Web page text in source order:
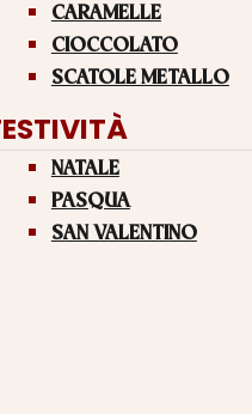
CARAMELLE
CIOCCOLATO
SCATOLE METALLO
NATALE
PASQUA
SAN VALENTINO